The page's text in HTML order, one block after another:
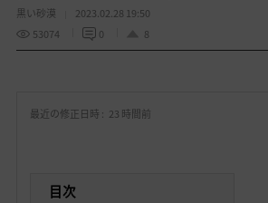
黒い砂漠
2023.02.28 19:50
53074
0 8
最近の修正日時 : 23 時間前
目次